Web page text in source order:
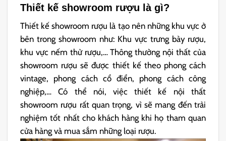
Thiết kế showroom rượu là gì?
Thiết kế showroom rượu là tạo nên những khu vực ở
bên trong showroom như: Khu vực trưng bày rượu,
khu vực nếm thử rượu,… Thông thường nội thất của
showroom rượu sẽ được thiết kế theo phong cách
vintage, phong cách cổ điển, phong cách công
nghiệp,… Có thể nói, việc thiết kế nội thất
showroom rượu rất quan trọng, vì sẽ mang đến trải
nghiệm tốt nhất cho khách hàng khi họ tham quan
cửa hàng và mua sắm những loại rượu.